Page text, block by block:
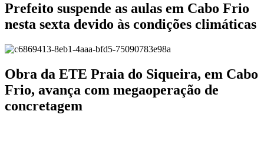
Prefeito suspende as aulas em Cabo Frio
nesta sexta devido às condições climáticas
Obra da ETE Praia do Siqueira, em Cabo
Frio, avança com megaoperação de
concretagem